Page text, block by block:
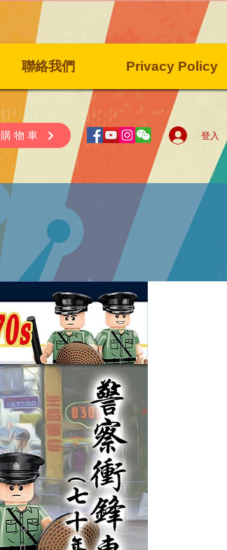
聯絡我們 Privacy Policy
購物車 登入